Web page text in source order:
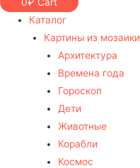
Каталог
Картины из мозаики
Архитектура
Времена года
Гороскоп
Дети
Животные
Корабли
Космос